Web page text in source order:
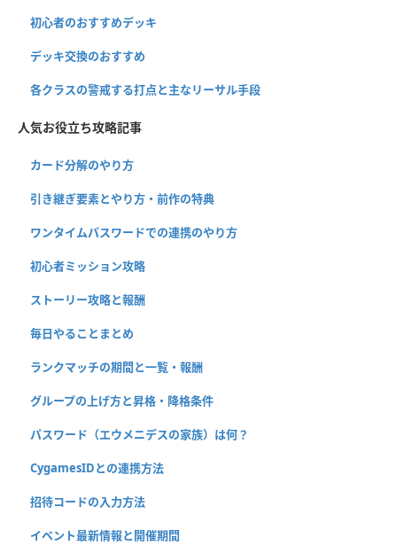
初心者のおすすめデッキ
デッキ交換のおすすめ
各クラスの警戒する打点と主なリーサル手段
人気お役立ち攻略記事
カード分解のやり方
引き継ぎ要素とやり方・前作の特典
ワンタイムパスワードでの連携のやり方
初心者ミッション攻略
ストーリー攻略と報酬
毎日やることまとめ
ランクマッチの期間と一覧・報酬
グループの上げ方と昇格・降格条件
パスワード（エウメニデスの家族）は何？
CygamesIDとの連携方法
招待コードの入力方法
イベント最新情報と開催期間